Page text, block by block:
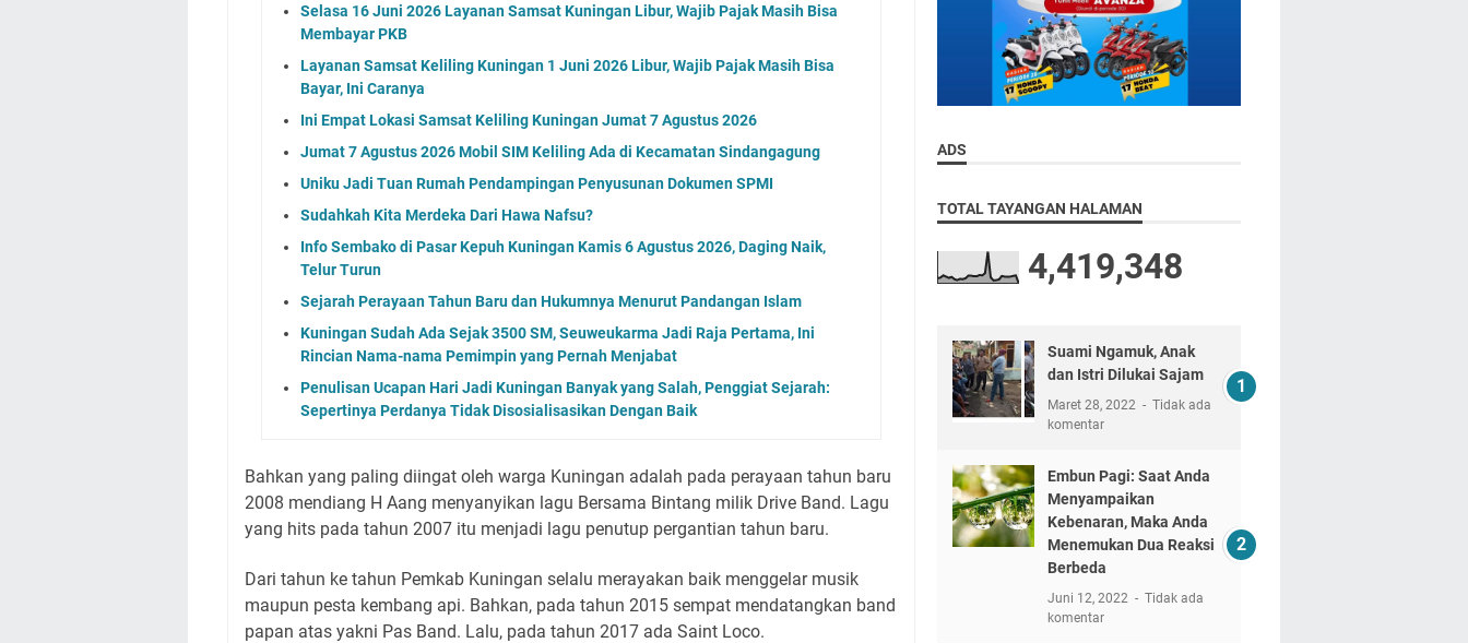
Selasa 16 Juni 2026 Layanan Samsat Kuningan Libur, Wajib Pajak Masih Bisa
Membayar PKB
Layanan Samsat Keliling Kuningan 1 Juni 2026 Libur, Wajib Pajak Masih Bisa
Bayar, Ini Caranya
Ini Empat Lokasi Samsat Keliling Kuningan Jumat 7 Agustus 2026
Jumat 7 Agustus 2026 Mobil SIM Keliling Ada di Kecamatan Sindangagung
Uniku Jadi Tuan Rumah Pendampingan Penyusunan Dokumen SPMI
Sudahkah Kita Merdeka Dari Hawa Nafsu?
Info Sembako di Pasar Kepuh Kuningan Kamis 6 Agustus 2026, Daging Naik,
Telur Turun
Sejarah Perayaan Tahun Baru dan Hukumnya Menurut Pandangan Islam
Kuningan Sudah Ada Sejak 3500 SM, Seuweukarma Jadi Raja Pertama, Ini
Rincian Nama-nama Pemimpin yang Pernah Menjabat
Penulisan Ucapan Hari Jadi Kuningan Banyak yang Salah, Penggiat Sejarah:
Sepertinya Perdanya Tidak Disosialisasikan Dengan Baik
Bahkan yang paling diingat oleh warga Kuningan adalah pada perayaan tahun baru
2008 mendiang H Aang menyanyikan lagu Bersama Bintang milik Drive Band. Lagu
yang hits pada tahun 2007 itu menjadi lagu penutup pergantian tahun baru.
Dari tahun ke tahun Pemkab Kuningan selalu merayakan baik menggelar musik
maupun pesta kembang api. Bahkan, pada tahun 2015 sempat mendatangkan band
papan atas yakni Pas Band. Lalu, pada tahun 2017 ada Saint Loco.
ADS
TOTAL TAYANGAN HALAMAN
4,419,348
Suami Ngamuk, Anak
dan Istri Dilukai Sajam
Maret 28, 2022
Tidak ada
komentar
Embun Pagi: Saat Anda
Menyampaikan
Kebenaran, Maka Anda
Menemukan Dua Reaksi
Berbeda
Juni 12, 2022
Tidak ada
komentar